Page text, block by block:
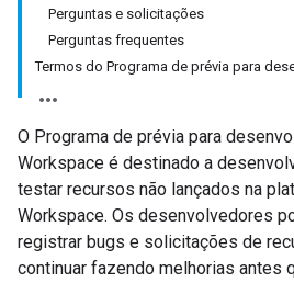
Perguntas e solicitações
Perguntas frequentes
Termos do Programa de prévia para
O Programa de prévia para
Workspace é destinado a
testar recursos não lançados na
Workspace. Os desenvolvedores
registrar bugs e solicitações de
continuar fazendo melhorias antes